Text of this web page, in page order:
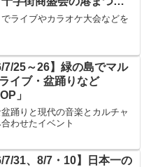
でライブやカラオケ大会などを
7/25～26】緑の島でマル
イブ・盆踊りなど
」
踊りと現代の音楽とカルチャ
わせたイベント
7/31、8/7・10】日本一の